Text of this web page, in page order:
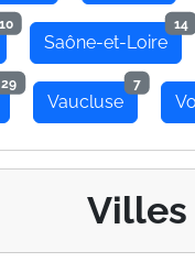
10
Saône-et-Loire
14
29
Vaucluse
7
Villes